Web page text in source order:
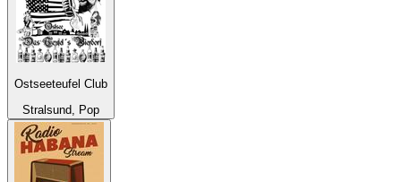
Ostseeteufel Club
Stralsund, Pop